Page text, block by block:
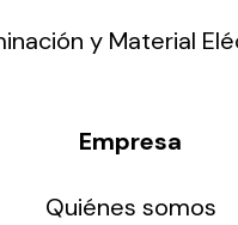
y Material
Empresa
Quiénes somos